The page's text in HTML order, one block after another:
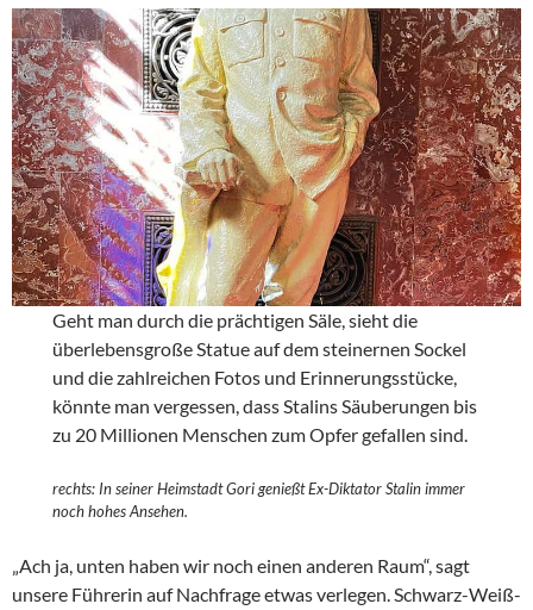
Geht man durch die prächtigen Säle, sieht die
überlebensgroße Statue auf dem steinernen Sockel
und die zahlreichen Fotos und Erinnerungsstücke,
könnte man vergessen, dass Stalins Säuberungen bis
zu 20 Millionen Menschen zum Opfer gefallen sind.
rechts: In seiner Heimstadt Gori genießt Ex-Diktator Stalin immer
noch hohes Ansehen.
„Ach ja, unten haben wir noch einen anderen Raum“, sagt
unsere Führerin auf Nachfrage etwas verlegen. Schwarz-Weiß-